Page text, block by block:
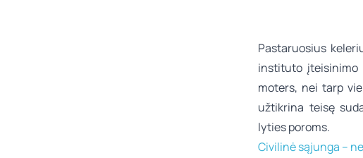
Pastaruosius
instituto įteisinimo
moters, nei tarp
užtikrina teisę
lyties poroms.
Civilinė sąjunga –